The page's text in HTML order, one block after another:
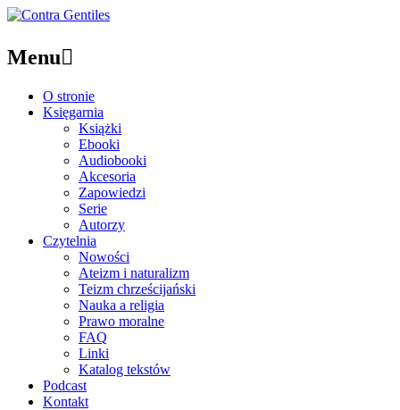
Menu
O stronie
Księgarnia
Książki
Ebooki
Audiobooki
Akcesoria
Zapowiedzi
Serie
Autorzy
Czytelnia
Nowości
Ateizm i naturalizm
Teizm chrześcijański
Nauka a religia
Prawo moralne
FAQ
Linki
Katalog tekstów
Podcast
Kontakt